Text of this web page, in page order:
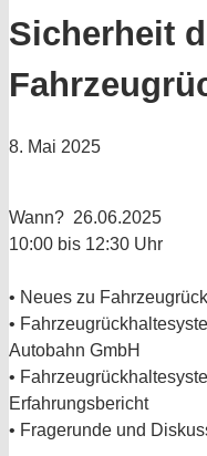
Sicherheit
8. Mai 2025
Wann? 26.06.2025
10:00 bis 12:30 Uhr
• Neues zu
•
Autobahn GmbH
•
Erfahrungsbericht
• Fragerunde und